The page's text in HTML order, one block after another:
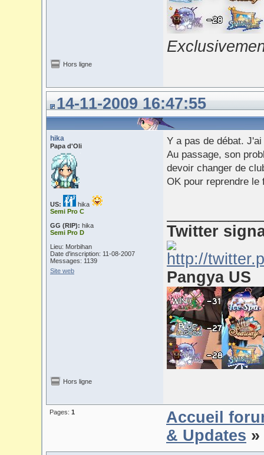
Hors ligne
14-11-2009 16:47:55
hika
Papa d'Oli
US:
hika
Semi Pro C
GG (RIP): hika
Semi Pro D
Lieu: Morbihan
Date d'inscription: 11-08-2007
Messages: 1139
Site web
Y a pas de débat.
Au passage, son
devoir changer de
OK pour reprendre
Twitter
Pangya US
Hors ligne
Pages: 1
Accueil
& Updates